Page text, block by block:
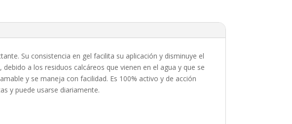
Su consistencia en gel facilita su aplicación y disminuye el
a los residuos calcáreos que vienen en el agua y que se
y se maneja con facilidad. Es 100% activo y de acción
y puede usarse diariamente.